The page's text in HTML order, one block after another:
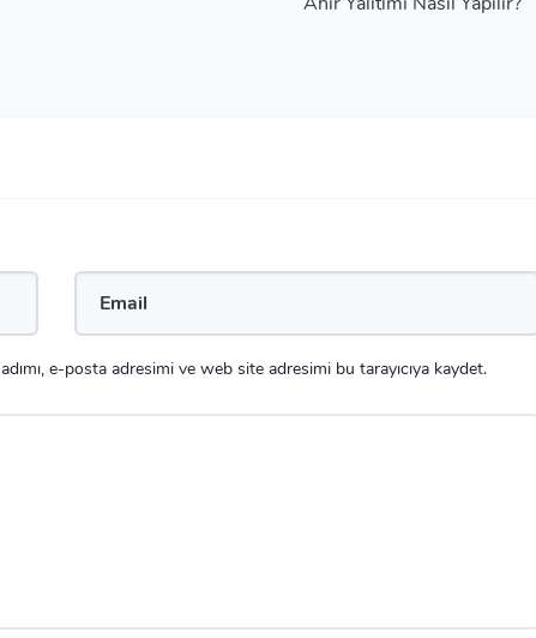
e-posta adresimi ve web site adresimi bu tarayıcıya kaydet.